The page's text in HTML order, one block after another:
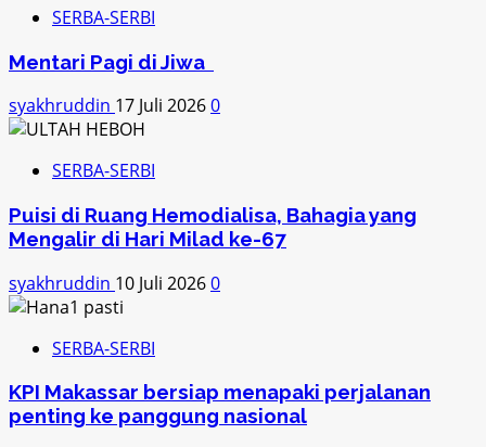
SERBA-SERBI
Mentari Pagi di Jiwa
syakhruddin 17 Juli 20260
SERBA-SERBI
Puisi di Ruang Hemodialisa, Bahagia yang
Mengalir di Hari Milad ke-67
syakhruddin 10 Juli 20260
SERBA-SERBI
KPI Makassar bersiap menapaki perjalanan
penting ke panggung nasional